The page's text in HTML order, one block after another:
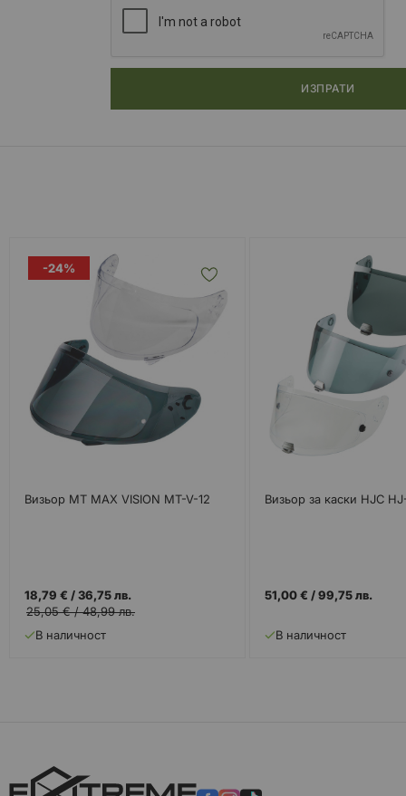
ИЗПРАТИ
-24%
Визьор MT MAX VISION MT-V-12
18,79 € /36,75 лв.
25,05 €/48,99 лв.
В наличност
Визьор за каски HJC
51,00 € /99,75 лв.
В наличност